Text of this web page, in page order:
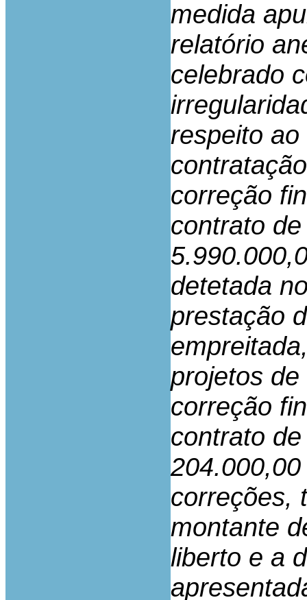
medida
relatório
celebrado
respeito
correção
contrato
detetada
prestação
projetos
correção
contrato
correções,
montante
liberto e a